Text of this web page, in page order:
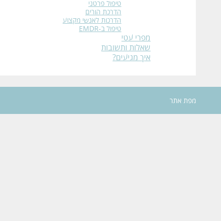
טיפול פרטני
הדרכת הורים
הדרכות לאנשי מקצוע
טיפול ב-EMDR
מפרי עטי
שאלות ותשובות
איך מגיעים?
מפת אתר